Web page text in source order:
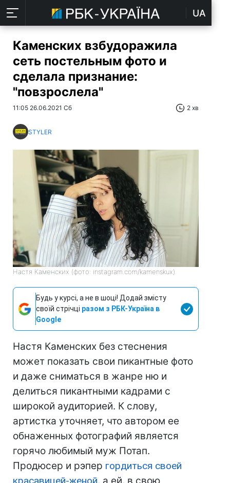
UA
Каменских взбудоражила
сеть постельным фото и
сделала признание:
"повзрослела"
11:05 26.06.2021 Сб 2 хв
STYLER
Настя Каменских (фото: instagram.com/kamenskux)
Будь у курсі, а не в шоці! Додай змісту
своїй стрічці разом з РБК-Україна в
Google
Настя Каменских без стеснения
может показать свои пикантные фото
и даже сниматься в жанре ню и
делиться пикантными кадрами с
широкой аудиторией. К слову,
артистка уточняет, что автором ее
обнаженных фотографий является
горячо любимый муж Потап.
Продюсер и рэпер гордиться своей